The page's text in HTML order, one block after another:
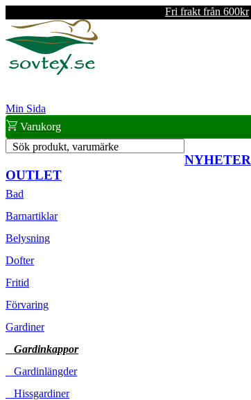
Fri frakt från 600kr
Min Sida
Varukorg
Sök produkt, varumärke
NYHETER
OUTLET
Bad
Barnartiklar
Belysning
Dofter
Fritid
Förvaring
Gardiner
Gardinkappor
Gardinlängder
Hissgardiner